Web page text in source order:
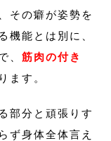
その癖が姿勢を
機能とは別に、
、 筋肉の付き
ます。
部分と頑張りす
ず身体全体言え